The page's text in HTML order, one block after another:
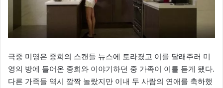
극중 미영은 중희의 스캔들 뉴스에 토라졌고 이를 달래주러 미
영의 방에 들어온 중희와 이야기하던 중 가족이 이를 듣게 됐다.
다른 가족들 역시 깜짝 놀랐지만 이내 두 사람의 연애를 축하했